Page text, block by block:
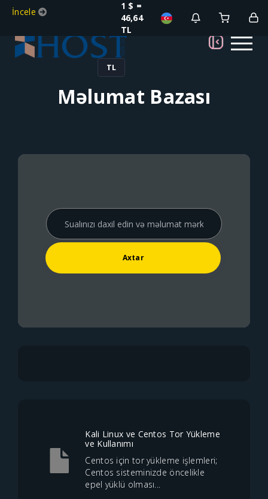
İncele
1 $ =
46,64
TL
TL
Məlumat Bazası
Kali Linux ve Centos Tor Yükleme
ve Kullanımı
Centos için tor yükleme işlemleri;
Centos sisteminizde öncelikle
epel yüklü olması...